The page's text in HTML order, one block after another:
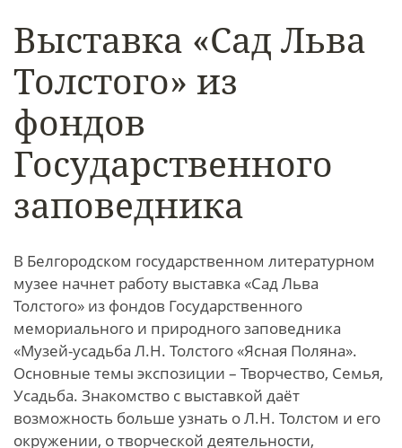
Выставка «Сад Льва
Толстого» из
фондов
Государственного
заповедника
В Белгородском государственном литературном
музее начнет работу выставка «Сад Льва
Толстого» из фондов Государственного
мемориального и природного заповедника
«Музей-усадьба Л.Н. Толстого «Ясная Поляна».
Основные темы экспозиции – Творчество, Семья,
Усадьба. Знакомство с выставкой даёт
возможность больше узнать о Л.Н. Толстом и его
окружении, о творческой деятельности,